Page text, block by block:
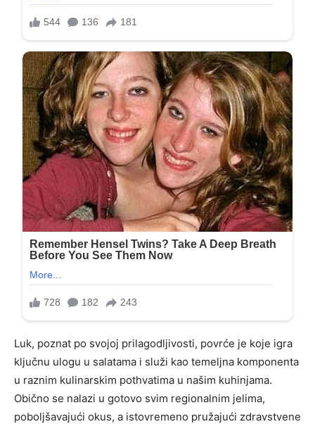
Luk, poznat po svojoj prilagodljivosti, povrće je koje igra
ključnu ulogu u salatama i služi kao temeljna komponenta
u raznim kulinarskim pothvatima u našim kuhinjama.
Obično se nalazi u gotovo svim regionalnim jelima,
poboljšavajući okus, a istovremeno pružajući zdravstvene